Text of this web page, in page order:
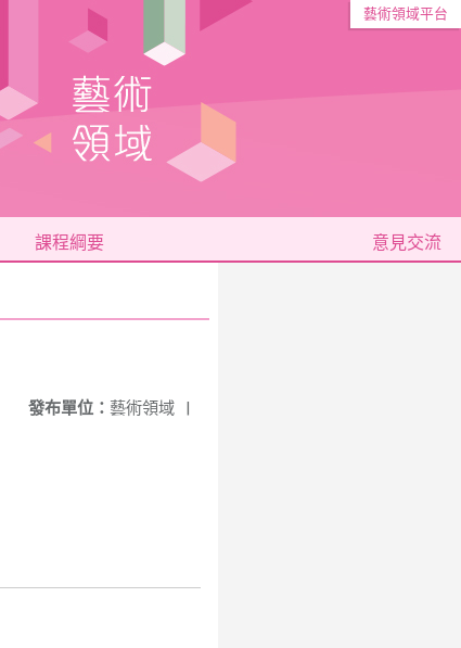
藝術領域平台
課程綱要 意見交流
發布單位： 藝術領域 |